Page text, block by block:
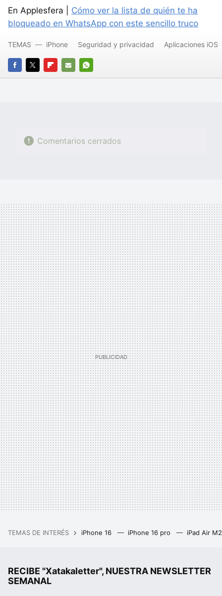
En Applesfera | Cómo ver la lista de quién te ha
bloqueado en WhatsApp con este sencillo truco
FACEBOOK
TWITTERFLIPBOARD
E-
WHATSAPP
TEMAS iPhone Seguridad y privacidad Aplicaciones iOS
Comentarios cerrados
TEMAS DE INTERÉS iPhone 16 iPhone 16 pro iPad Air
RECIBE "Xatakaletter", NUESTRA NEWSLETTER
SEMANAL